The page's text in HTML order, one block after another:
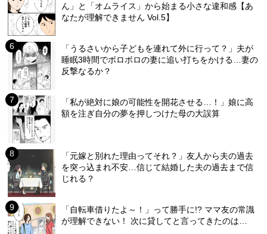
ん」と「オムライス」から始まる小さな違和感【あ
なたが理解できません Vol.5】
「うるさいから子どもを連れて外に行って？」夫が
睡眠3時間でボロボロの妻に追い打ちをかける…妻の
反撃なるか？
「私が絶対に娘の可能性を開花させる…！」娘に高
額を注ぎ自分の夢を押しつけた母の大誤算
「元嫁と別れた理由ってそれ？」友人から夫の過去
を突っ込まれ不安…信じて結婚した夫の過去まで信
じれる？
「自転車借りたよ～！」って勝手に!? ママ友の常識
が理解できない！ 次に貸してと言ってきたのは…